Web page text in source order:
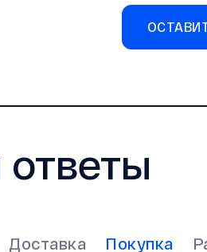
Доставка Покупка